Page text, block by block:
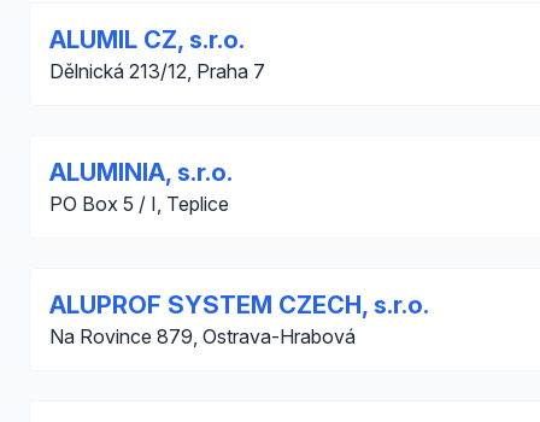
ALUMIL CZ, s.r.o.
Dělnická 213/12, Praha 7
ALUMINIA, s.r.o.
PO Box 5 / I, Teplice
ALUPROF SYSTEM CZECH, s.r.o.
Na Rovince 879, Ostrava-Hrabová